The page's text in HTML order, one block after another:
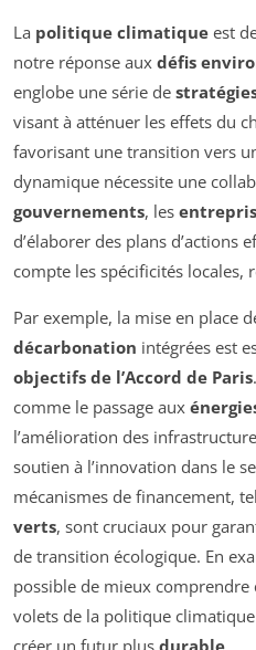
La politique climatique est
notre réponse aux défis
englobe une série de
visant à atténuer les effets du
favorisant une transition vers
dynamique nécessite une
gouvernements, les
d’élaborer des plans d’actions
compte les spécificités locales,
Par exemple, la mise en place
décarbonation intégrées est
objectifs de l’Accord de Paris
comme le passage aux
l’amélioration des
soutien à l’innovation dans le
mécanismes de financement,
verts, sont cruciaux pour
de transition écologique. En
possible de mieux
volets de la politique
créer un futur plus durable